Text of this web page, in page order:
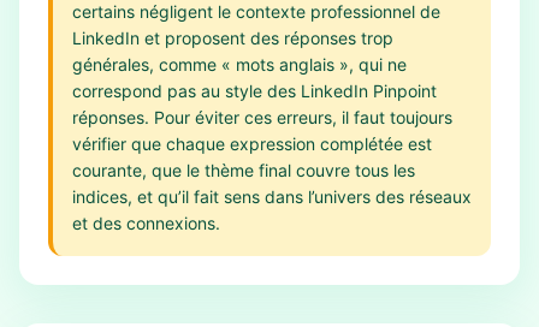
certains négligent le contexte professionnel de
LinkedIn et proposent des réponses trop
générales, comme « mots anglais », qui ne
correspond pas au style des LinkedIn Pinpoint
réponses. Pour éviter ces erreurs, il faut toujours
vérifier que chaque expression complétée est
courante, que le thème final couvre tous les
indices, et qu’il fait sens dans l’univers des réseaux
et des connexions.